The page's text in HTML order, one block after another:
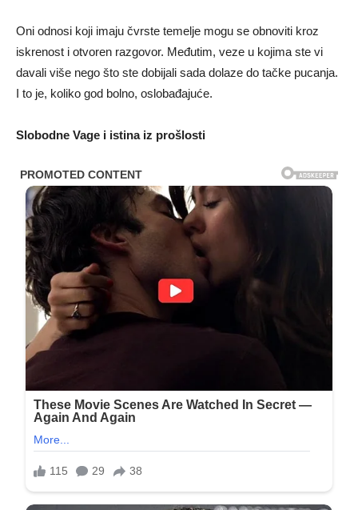
Oni odnosi koji imaju čvrste temelje mogu se obnoviti kroz
iskrenost i otvoren razgovor. Međutim, veze u kojima ste vi
davali više nego što ste dobijali sada dolaze do tačke pucanja.
I to je, koliko god bolno, oslobađajuće.
Slobodne Vage i istina iz prošlosti